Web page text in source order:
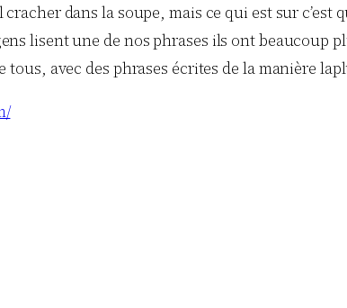
dans la soupe, mais ce qui est sur
lisent une de nos phrases ils ont beaucoup
tous, avec des phrases écrites de la manière